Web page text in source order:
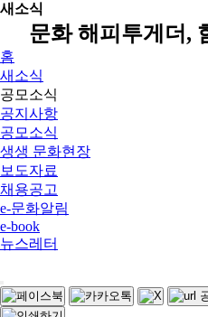
새소식
문화 해피투게더,
홈
새소식
공모소식
공지사항
공모소식
생생 문화현장
보도자료
채용공고
e-문화알림
e-book
뉴스레터